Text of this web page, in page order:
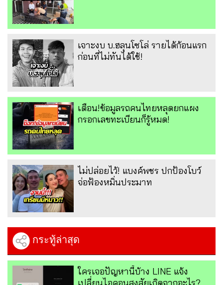
เจาะงบ บ.ฮลุนโซโล่ รายได้ก้อนแรก
ก่อนที่ไม่ทันได้ใช้!
เตือน!ข้อมูลรถคนไทยหลุดยกแผง
กรอกเลขทะเบียนก็รู้หมด!
ไม่ปล่อยไว้! แบงค์พชร ปกป้องโบว์
จ่อฟ้องหมิ่นประมาท
กระทู้ล่าสุด
ใครเจอปัญหานี้บ้าง LINE แจ้ง